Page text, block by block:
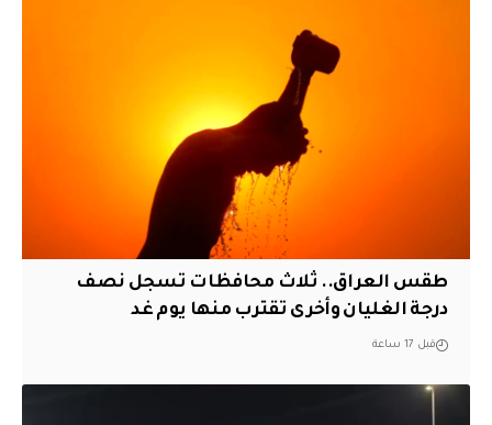
طقس العراق.. ثلاث محافظات تسجل نصف
درجة الغليان وأخرى تقترب منها يوم غد
قبل 17 ساعة